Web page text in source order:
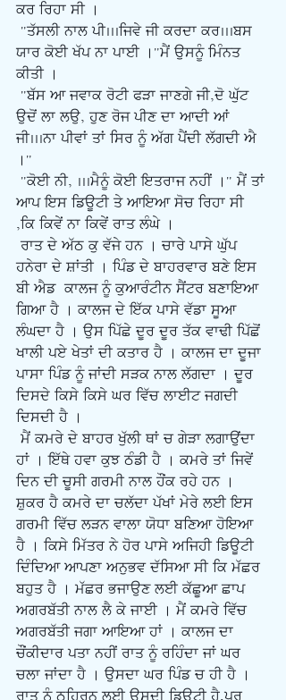
ਕਰ ਰਿਹਾ ਸੀ ।
ਯਾਰ ਕੋਈ ਖੱਪ ਨਾ ਪਾਈ ।"ਮੈਂ ਉਸਨੂੰ ਮਿੰਨਤ
ਕੀਤੀ ।
ਉਦੋਂ ਲਾ ਲਉ, ਹੁਣ ਰੋਜ ਪੀਣ ਦਾ ਆਦੀ ਆਂ
ਜੀ...ਨਾ ਪੀਵਾਂ ਤਾਂ ਸਿਰ ਨੂੰ ਅੱਗ ਪੈਂਦੀ ਲੱਗਦੀ ਐ
।"
ਆਪ ਇਸ ਡਿਊਟੀ ਤੇ ਆਇਆ ਸੋਚ ਰਿਹਾ ਸੀ
,ਕਿ ਕਿਵੇਂ ਨਾ ਕਿਵੇਂ ਰਾਤ ਲੰਘੇ ।
ਰਾਤ ਦੇ ਅੱਠ ਕੁ ਵੱਜੇ ਹਨ । ਚਾਰੇ ਪਾਸੇ ਘੁੱਪ
ਹਨੇਰਾ ਦੇ ਸ਼ਾਂਤੀ । ਪਿੰਡ ਦੇ ਬਾਹਰਵਾਰ ਬਣੇ ਇਸ
ਬੀ ਐਡ  ਕਾਲਜ ਨੂੰ ਕੁਆਰੰਟੀਨ ਸੈਂਟਰ ਬਣਾਇਆ
ਗਿਆ ਹੈ । ਕਾਲਜ ਦੇ ਇੱਕ ਪਾਸੇ ਵੱਡਾ ਸੂਆ
ਲੰਘਦਾ ਹੈ । ਉਸ ਪਿੱਛੇ ਦੂਰ ਦੂਰ ਤੱਕ ਵਾਢੀ ਪਿੱਛੋਂ
ਖਾਲੀ ਪਏ ਖੇਤਾਂ ਦੀ ਕਤਾਰ ਹੈ । ਕਾਲਜ ਦਾ ਦੂਜਾ
ਪਾਸਾ ਪਿੰਡ ਨੂੰ ਜਾਂਦੀ ਸੜਕ ਨਾਲ ਲੱਗਦਾ । ਦੂਰ
ਦਿਸਦੇ ਕਿਸੇ ਕਿਸੇ ਘਰ ਵਿੱਚ ਲਾਈਟ ਜਗਦੀ
ਦਿਸਦੀ ਹੈ ।
ਮੈਂ ਕਮਰੇ ਦੇ ਬਾਹਰ ਖੁੱਲੀ ਥਾਂ ਚ ਗੇੜਾ ਲਗਾਉਂਦਾ
ਹਾਂ । ਇੱਥੇ ਹਵਾ ਕੁਝ ਠੰਡੀ ਹੈ । ਕਮਰੇ ਤਾਂ ਜਿਵੇਂ
ਦਿਨ ਦੀ ਚੂਸੀ ਗਰਮੀ ਨਾਲ ਹੌਂਕ ਰਹੇ ਹਨ ।
ਸ਼ੁਕਰ ਹੈ ਕਮਰੇ ਦਾ ਚਲੱਦਾ ਪੱਖਾਂ ਮੇਰੇ ਲਈ ਇਸ
ਗਰਮੀ ਵਿੱਚ ਲੜਨ ਵਾਲਾ ਯੋਧਾ ਬਣਿਆ ਹੋਇਆ
ਹੈ । ਕਿਸੇ ਮਿੱਤਰ ਨੇ ਹੋਰ ਪਾਸੇ ਅਜਿਹੀ ਡਿਊਟੀ
ਦਿੰਦਿਆ ਆਪਣਾ ਅਨੁਭਵ ਦੱਸਿਆ ਸੀ ਕਿ ਮੱਛਰ
ਬਹੁਤ ਹੈ । ਮੱਛਰ ਭਜਾਉਣ ਲਈ ਕੱਛੂਆ ਛਾਪ
ਅਗਰਬੱਤੀ ਨਾਲ ਲੈ ਕੇ ਜਾਈ । ਮੈਂ ਕਮਰੇ ਵਿੱਚ
ਅਗਰਬੱਤੀ ਜਗਾ ਆਇਆ ਹਾਂ । ਕਾਲਜ ਦਾ
ਚੌਂਕੀਦਾਰ ਪਤਾ ਨਹੀਂ ਰਾਤ ਨੂੰ ਰਹਿੰਦਾ ਜਾਂ ਘਰ
ਚਲਾ ਜਾਂਦਾ ਹੈ । ਉਸਦਾ ਘਰ ਪਿੰਡ ਚ ਹੀ ਹੈ ।